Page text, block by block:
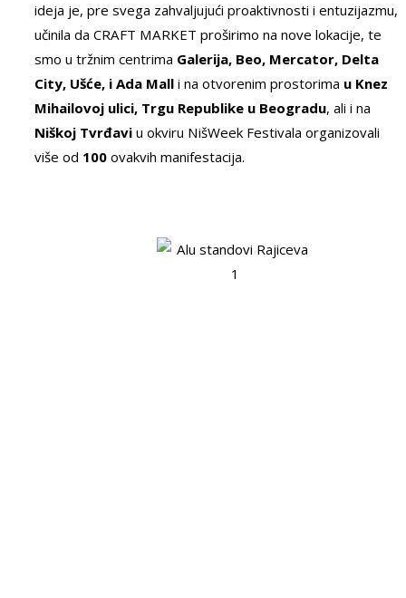
ideja je, pre svega zahvaljujući proaktivnosti i entuzijazmu,
učinila da CRAFT MARKET proširimo na nove lokacije, te
smo u tržnim centrima Galerija, Beo, Mercator, Delta
City, Ušće, i Ada Mall i na otvorenim prostorima u Knez
Mihailovoj ulici, Trgu Republike u Beogradu, ali i na
Niškoj Tvrđavi u okviru NišWeek Festivala organizovali
više od 100 ovakvih manifestacija.